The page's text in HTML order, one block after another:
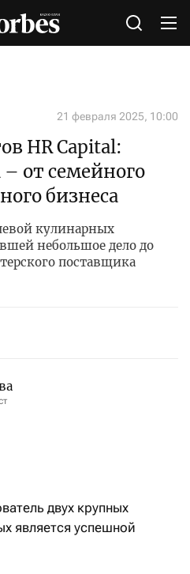
21 февраля 2025, 10:00
HR Capital:
от семейного
бизнеса
кулинарных
небольшое дело до
поставщика
двух крупных
является успешной